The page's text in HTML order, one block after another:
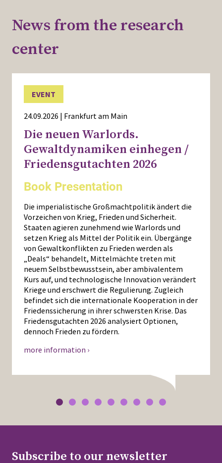
News from the research
center
EVENT
24.09.2026 | Frankfurt am Main
Die neuen Warlords.
Gewaltdynamiken einhegen /
Friedensgutachten 2026
Book Presentation
Die imperialistische Großmachtpolitik ändert die
Vorzeichen von Krieg, Frieden und Sicherheit.
Staaten agieren zunehmend wie Warlords und
setzen Krieg als Mittel der Politik ein. Übergänge
von Gewaltkonflikten zu Frieden werden als
„Deals“ behandelt, Mittelmächte treten mit
neuem Selbstbewusstsein, aber ambivalentem
Kurs auf, und technologische Innovation verändert
Kriege und erschwert die Regulierung. Zugleich
befindet sich die internationale Kooperation in der
Friedenssicherung in ihrer schwersten Krise. Das
Friedensgutachten 2026 analysiert Optionen,
dennoch Frieden zu fördern.
more information ›
Subscribe to our newsletter